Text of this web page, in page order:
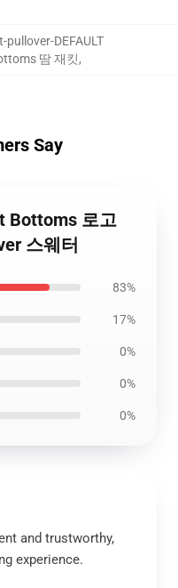
DEFAULT
땀 재킷,
Say
Bottoms 로고
스웨터
83%
17%
0%
0%
0%
and trustworthy,
experience.